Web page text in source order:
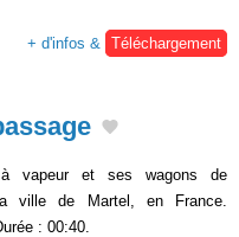
+ d'infos &
Téléchargement
à vapeur et ses wagons de
ville de Martel, en France.
: 00:40.